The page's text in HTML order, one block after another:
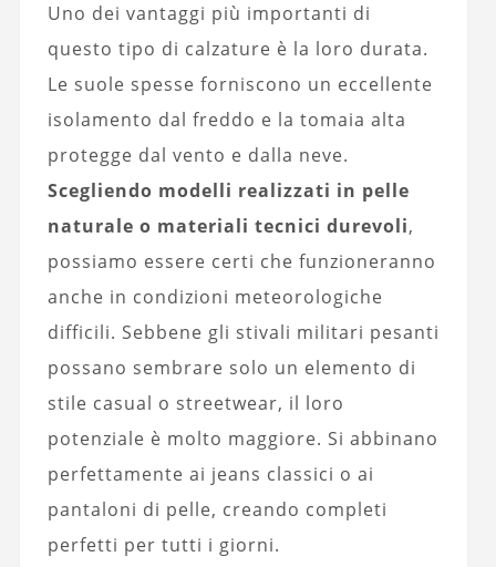
Uno dei vantaggi più importanti di
questo tipo di calzature è la loro durata.
Le suole spesse forniscono un eccellente
isolamento dal freddo e la tomaia alta
protegge dal vento e dalla neve.
Scegliendo modelli realizzati in pelle
naturale o materiali tecnici durevoli,
possiamo essere certi che funzioneranno
anche in condizioni meteorologiche
difficili. Sebbene gli stivali militari pesanti
possano sembrare solo un elemento di
stile casual o streetwear, il loro
potenziale è molto maggiore. Si abbinano
perfettamente ai jeans classici o ai
pantaloni di pelle, creando completi
perfetti per tutti i giorni.